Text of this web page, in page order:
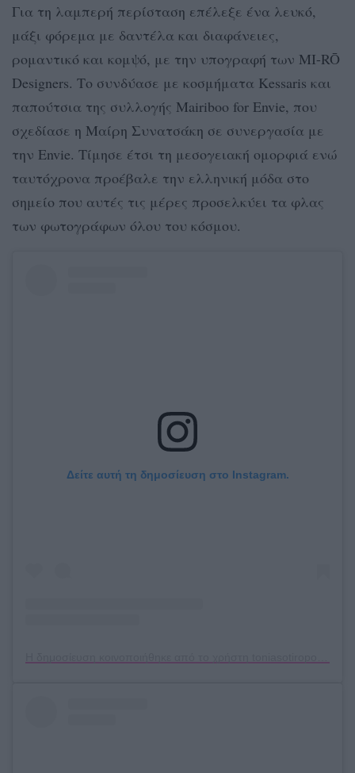
Για τη λαμπερή περίσταση επέλεξε ένα λευκό,
μάξι φόρεμα με δαντέλα και διαφάνειες,
ρομαντικό και κομψό, με την υπογραφή των MI-RŌ
Designers. Το συνδύασε με κοσμήματα Kessaris και
παπούτσια της συλλογής Mairiboo for Envie, που
σχεδίασε η Μαίρη Συνατσάκη σε συνεργασία με
την Envie. Τίμησε έτσι τη μεσογειακή ομορφιά ενώ
ταυτόχρονα προέβαλε την ελληνική μόδα στο
σημείο που αυτές τις μέρες προσελκύει τα φλας
των φωτογράφων όλου του κόσμου.
Δείτε αυτή τη δημοσίευση στο Instagram.